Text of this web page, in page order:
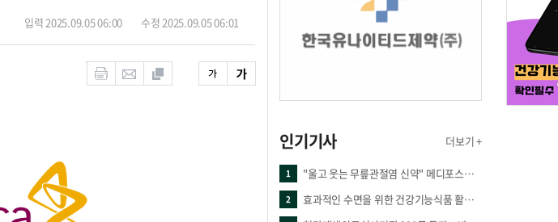
입력 2025.09.05 06:00 수정 2025.09.05 06:01
인기기사 더보기 +
1 "울고 웃는 무릎관절염 신약" 메디포스트·강스템·네이처셀 전진, 코오롱티슈진 반전 과제
2 효과적인 수면을 위한 건강기능식품 활용법